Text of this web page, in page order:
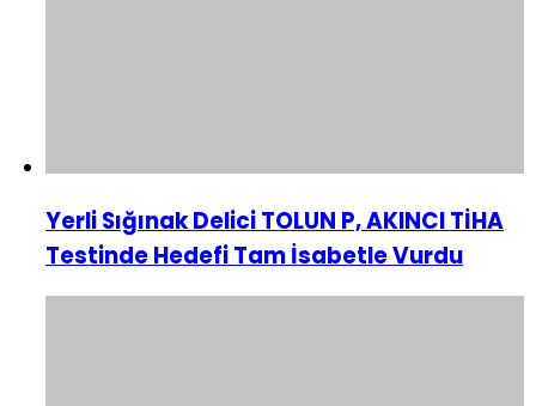
Yerli Sığınak Delici TOLUN P, AKINCI TİHA
Testinde Hedefi Tam İsabetle Vurdu